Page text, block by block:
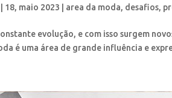
18, maio 2023 area da moda, desafios,
evolução, e com isso surgem
é uma área de grande influência e